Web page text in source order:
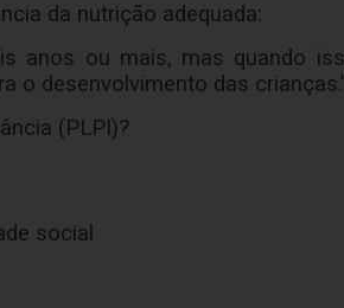
da nutrição adequada:
anos ou mais, mas quando
o desenvolvimento das
(PLPI)?
social